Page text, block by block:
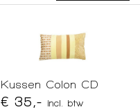
Kussen Colon CD
€ 35,- incl. btw